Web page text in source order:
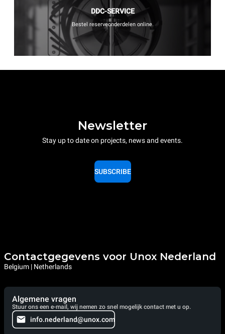
DDC-SERVICE
Bestel reserveonderdelen online.
Newsletter
Stay up to date on projects, news and events.
SUBSCRIBE
Contactgegevens voor Unox Nederland
Belgium | Netherlands
Algemene vragen
Stuur ons een e-mail, wij nemen zo snel mogelijk contact met u op.
info.nederland@unox.com